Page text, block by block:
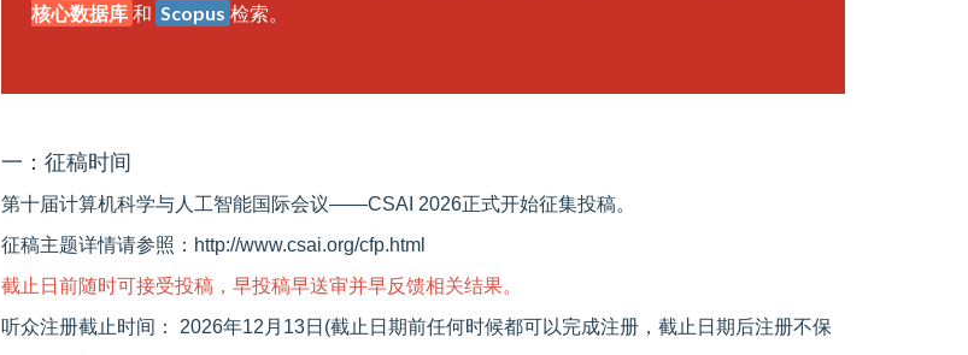
核心数据库 和 Scopus 检索。
一：征稿时间
第十届计算机科学与人工智能国际会议——CSAI 2026正式开始征集投稿。
征稿主题详情请参照：http://www.csai.org/cfp.html
截止日前随时可接受投稿，早投稿早送审并早反馈相关结果。
听众注册截止时间： 2026年12月13日(截止日期前任何时候都可以完成注册，截止日期后注册不保